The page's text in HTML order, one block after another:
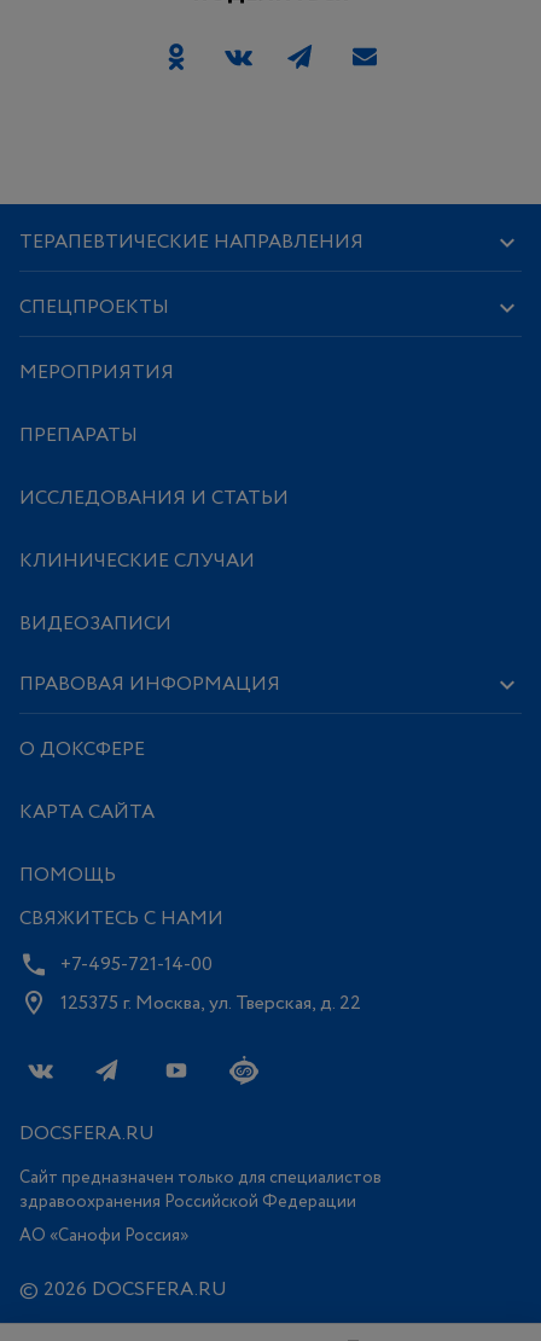
ТЕРАПЕВТИЧЕСКИЕ НАПРАВЛЕНИЯ
СПЕЦПРОЕКТЫ
МЕРОПРИЯТИЯ
ПРЕПАРАТЫ
ИССЛЕДОВАНИЯ И СТАТЬИ
КЛИНИЧЕСКИЕ СЛУЧАИ
ВИДЕОЗАПИСИ
ПРАВОВАЯ ИНФОРМАЦИЯ
О ДОКСФЕРЕ
КАРТА САЙТА
ПОМОЩЬ
СВЯЖИТЕСЬ С НАМИ
+7-495-721-14-00
125375 г. Москва, ул. Тверская, д. 22
DOCSFERA.RU
Сайт предназначен только для специалистов
здравоохранения Российской Федерации
АО «Санофи Россия»
© 2026 DOCSFERA.RU